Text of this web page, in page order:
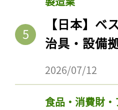
【日本】
治具・設備
2026/07/12
食品・消費財